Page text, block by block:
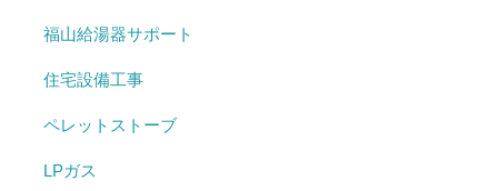
福山給湯器サポート
住宅設備工事
ペレットストーブ
LPガス